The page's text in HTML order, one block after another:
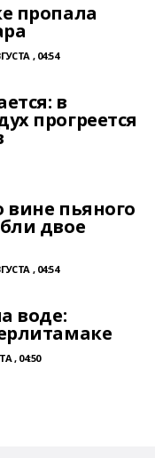
пропала
, 04:54
в
прогреется
пьяного
двое
, 04:54
воде:
, 04:50